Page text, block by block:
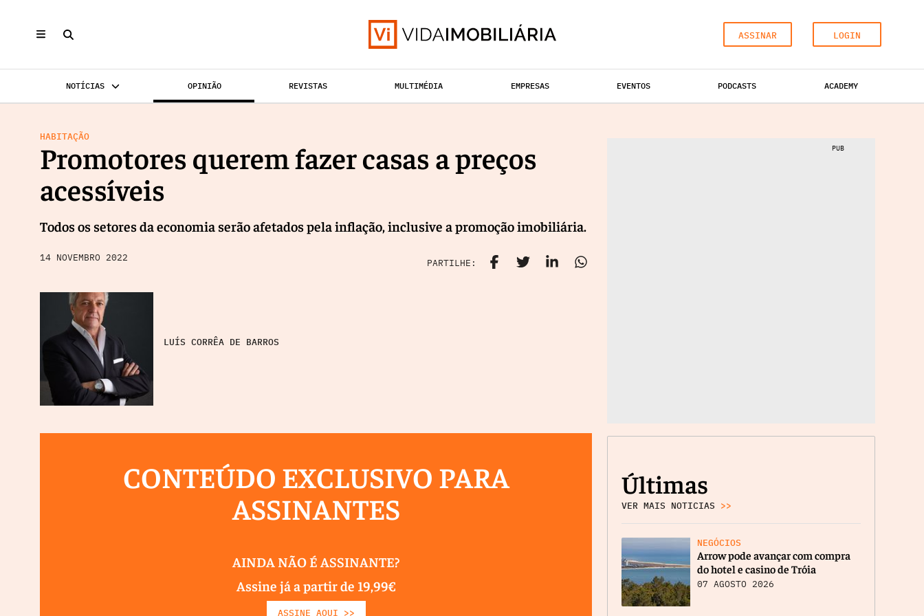
ASSINAR LOGIN
NOTÍCIAS OPINIÃO REVISTAS MULTIMÉDIA EMPRESAS EVENTOS PODCASTS ACADEMY
HABITAÇÃO
Promotores querem fazer casas a preços
acessíveis
Todos os setores da economia serão afetados pela inflação, inclusive a promoção imobiliária.
14 NOVEMBRO 2022 PARTILHE:
LUÍS CORRÊA DE BARROS
CONTEÚDO EXCLUSIVO PARA
ASSINANTES
AINDA NÃO É ASSINANTE?
Assine já a partir de 19,99€
ASSINE AQUI >>
PUB
Últimas
VER MAIS NOTICIAS >>
NEGÓCIOS
Arrow pode avançar com compra
do hotel e casino de Tróia
07 AGOSTO 2026